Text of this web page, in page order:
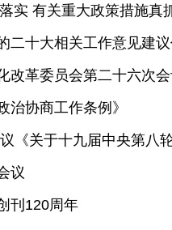
实 有关重大政策措施
二十大相关工作意见建
改革委员会第二十六次
治协商工作条例》
《关于十九届中央第八
议
刊120周年